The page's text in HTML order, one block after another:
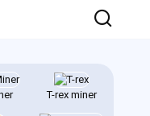
T-rex miner